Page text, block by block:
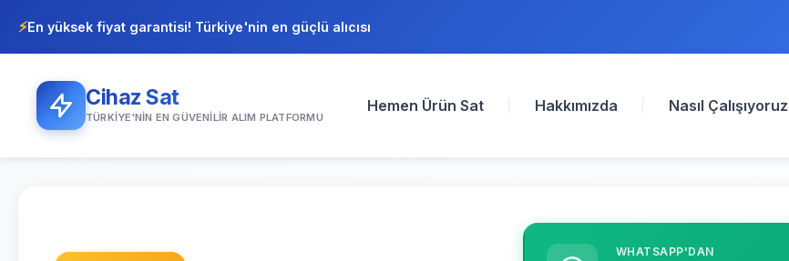
⚡En yüksek fiyat garantisi! Türkiye'nin en güçlü alıcısı
Cihaz Sat
TÜRKIYE'NIN EN GÜVENILIR ALIM PLATFORMU
Hemen Ürün Sat Hakkımızda Nasıl Çalışıyoruz
WHATSAPP'DAN